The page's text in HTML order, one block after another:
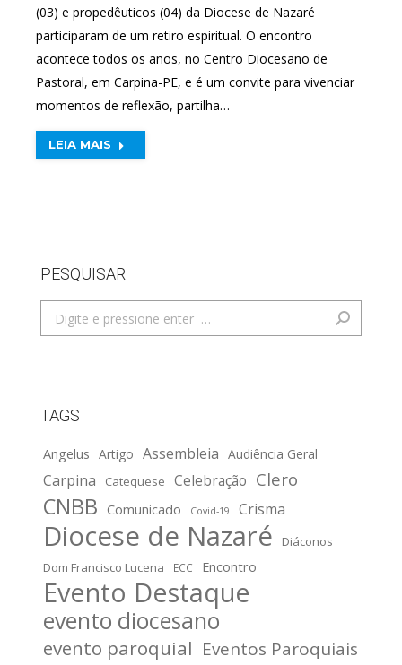
(03) e propedêuticos (04) da Diocese de Nazaré
participaram de um retiro espiritual. O encontro
acontece todos os anos, no Centro Diocesano de
Pastoral, em Carpina-PE, e é um convite para vivenciar
momentos de reflexão, partilha…
LEIA MAIS
PESQUISAR
Search:
TAGS
Angelus Artigo Assembleia Audiência Geral
Carpina Catequese Celebração Clero
CNBB Comunicado Covid-19 Crisma
Diocese de Nazaré
Diáconos
Dom Francisco Lucena
ECC Encontro
Evento Destaque
evento diocesano
evento paroquial Eventos Paroquiais